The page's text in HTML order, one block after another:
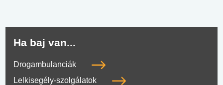
Ha baj van...
Drogambulanciák
Lelkisegély-szolgálatok